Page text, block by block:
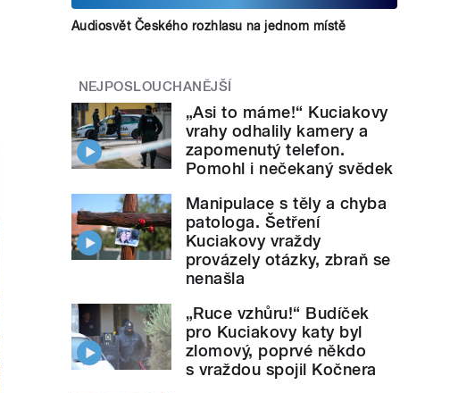
Audiosvět Českého rozhlasu na jednom místě
NEJPOSLOUCHANĚJŠÍ
„Asi to máme!“ Kuciakovy
vrahy odhalily kamery a
zapomenutý telefon.
Pomohl i nečekaný svědek
Manipulace s těly a chyba
patologa. Šetření
Kuciakovy vraždy
provázely otázky, zbraň se
nenašla
„Ruce vzhůru!“ Budíček
pro Kuciakovy katy byl
zlomový, poprvé někdo
s vraždou spojil Kočnera